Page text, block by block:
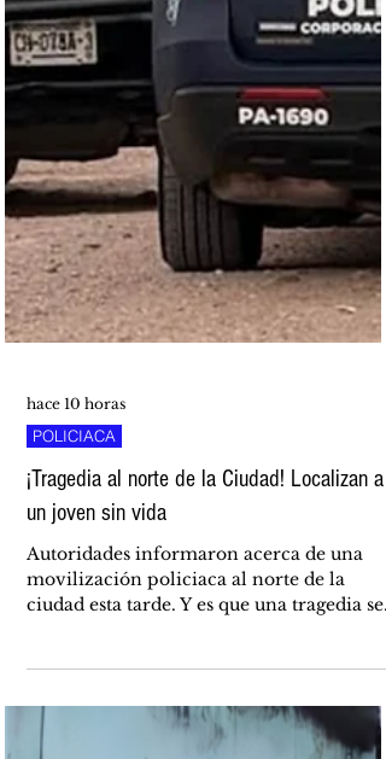
hace 10 horas
¡Tragedia al norte de la Ciudad! Localizan a